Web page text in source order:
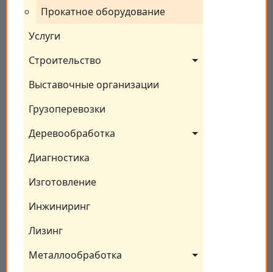
Прокатное оборудование
Услуги
Строительство
Выставочные организации
Грузоперевозки
Деревообработка
Диагностика
Изготовление
Инжиниринг
Лизинг
Металлообработка